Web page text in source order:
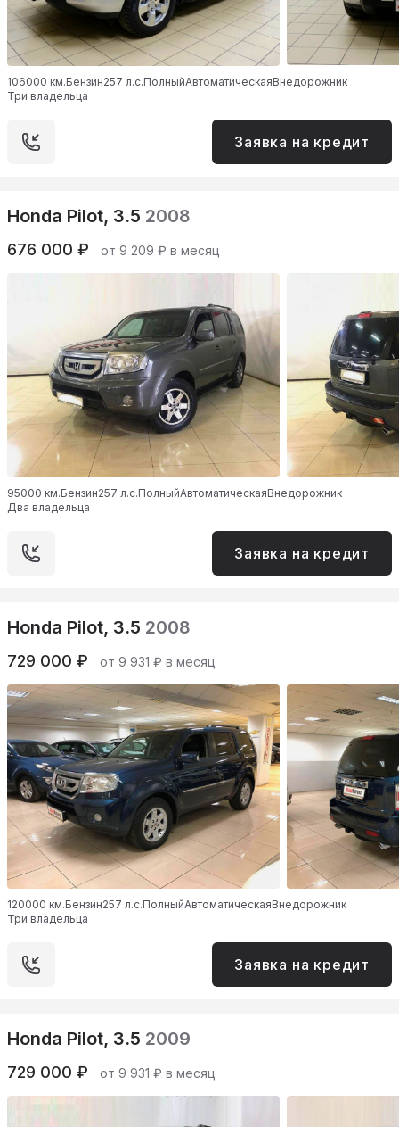
106000 км.Бензин257 л.с.ПолныйАвтоматическаяВнедорожник
Три владельца
Заявка на кредит
Honda Pilot, 3.5 2008
676 000 ₽ от 9 209 ₽ в месяц
95000 км.Бензин257 л.с.ПолныйАвтоматическаяВнедорожник
Два владельца
Заявка на кредит
Honda Pilot, 3.5 2008
729 000 ₽ от 9 931 ₽ в месяц
120000 км.Бензин257 л.с.ПолныйАвтоматическаяВнедорожник
Три владельца
Заявка на кредит
Honda Pilot, 3.5 2009
729 000 ₽ от 9 931 ₽ в месяц